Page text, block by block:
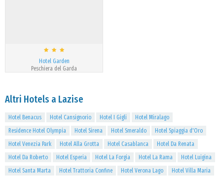
Hotel Garden
Peschiera del Garda
Altri Hotels a Lazise
Hotel Benacus Hotel Cansignorio Hotel I Gigli
Hotel Miralago
Residence Hotel Olympia
Hotel Sirena Hotel Smeraldo
Hotel Spiaggia d'Oro
Hotel Venezia Park
Hotel Alla Grotta Hotel Casablanca
Hotel Da Renata
Hotel Da Roberto
Hotel Esperia Hotel La Forgia Hotel La Rama
Hotel Luigina
Hotel Santa Marta
Hotel Trattoria Confine Hotel Verona Lago
Hotel Villa Maria